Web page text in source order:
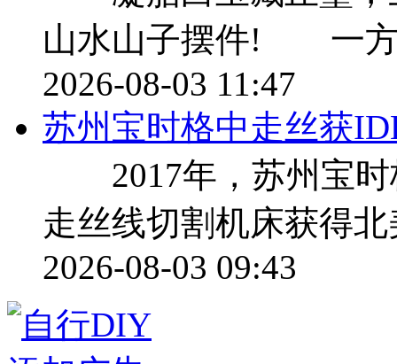
山水山子摆件! 一方
2026-08-03 11:47
苏州宝时格中走丝获
2017年，苏州宝时
走丝线切割机床获得
2026-08-03 09:43